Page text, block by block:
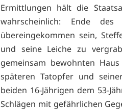
Ermittlungen hält die
wahrscheinlich: Ende
übereingekommen sein,
und seine Leiche zu
gemeinsam bewohnten
späteren Tatopfer und
beiden 16-Jährigen dem 53-
Schlägen mit gefährlichen